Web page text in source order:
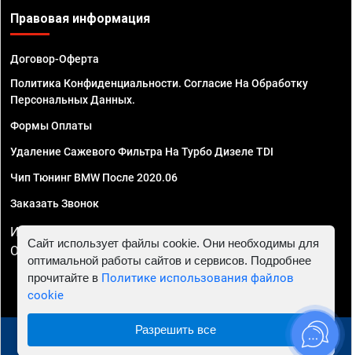
Правовая информация
Договор-Оферта
Политика Конфиденциальности. Согласие На Обработку
Персональных Данных.
Формы Оплаты
Удаление Сажевого Фильтра На Турбо Дизеле TDI
Чип Тюнинг BMW После 2020.06
Заказать Звонок
ИП Смирнов Георгий Павлович. ИНН 781302555843,
ОГРНИП 324470400032610
© 2010 - 2026 Чип тюнинг в Череповце - Автосервис
Сайт использует файлы cookie. Они необходимы для
оптимальной работы сайтов и сервисов. Подробнее
прочитайте в Политике использования файлов
cookie
Разрешить все